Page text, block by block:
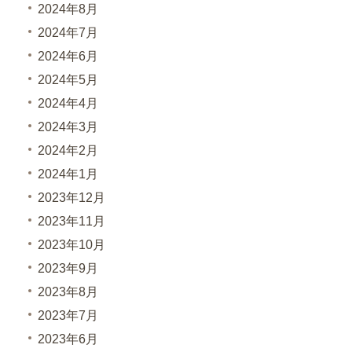
2024年8月
2024年7月
2024年6月
2024年5月
2024年4月
2024年3月
2024年2月
2024年1月
2023年12月
2023年11月
2023年10月
2023年9月
2023年8月
2023年7月
2023年6月